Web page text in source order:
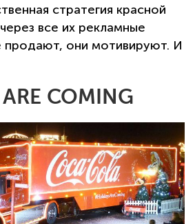
стратегия красной
все их рекламные
продают, они мотивируют. И
COMING